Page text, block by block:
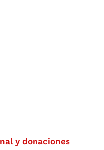
y donaciones